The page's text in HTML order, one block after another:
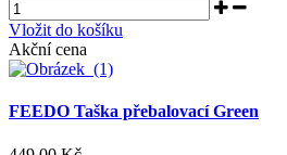
Vložit do košíku
Akční cena
FEEDO Taška přebalovací Green